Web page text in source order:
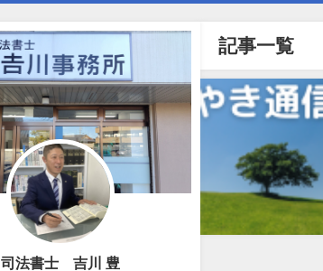
記事一覧
司法書士 吉川 豊